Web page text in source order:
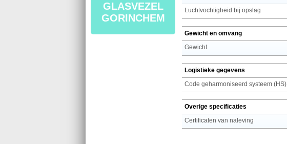
GLASVEZEL
GORINCHEM
Luchtvochtigheid bij opslag
Gewicht en omvang
Gewicht
Logistieke gegevens
Code geharmoniseerd systeem (HS)
Overige specificaties
Certificaten van naleving